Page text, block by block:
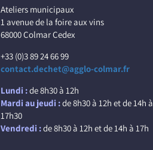
Ateliers municipaux
1 avenue de la foire aux vins
68000 Colmar Cedex
+33 (0)3 89 24 66 99
contact.dechet@agglo-colmar.fr
Lundi :de 8h30 à 12h
Mardi au jeudi :de 8h30 à 12h et de 14h à
17h30
Vendredi :de 8h30 à 12h et de 14h à 17h